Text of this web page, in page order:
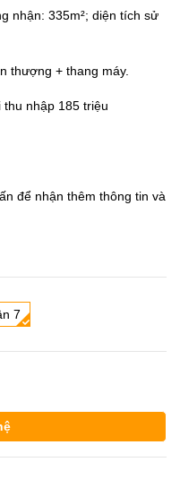
nhận: 335m²; diện tích sử
thượng + thang máy.
nhập 185 triệu
để nhận thêm thông tin và
7